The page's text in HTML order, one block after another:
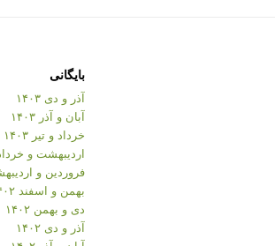
بایگانی
آذر و دی ۱۴۰۳
آبان و آذر ۱۴۰۳
خرداد و تیر ۱۴۰۳
اردیبهشت و خرداد
فروردین و اردیبهشت
بهمن و اسفند ۱۴۰۲
دی و بهمن ۱۴۰۲
آذر و دی ۱۴۰۲